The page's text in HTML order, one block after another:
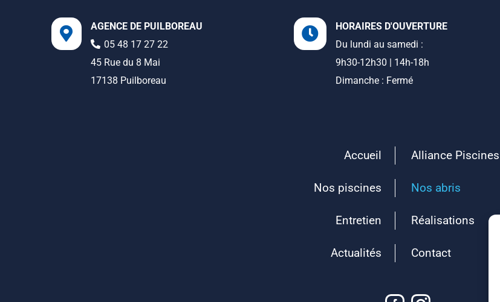
AGENCE DE PUILBOREAU
05 48 17 27 22
45 Rue du 8 Mai
17138 Puilboreau
HORAIRES D'OUVERTURE
Du lundi au samedi :
9h30-12h30 | 14h-18h
Dimanche : Fermé
Accueil Alliance Piscines
Nos piscines Nos abris
Entretien Réalisations
Actualités Contact